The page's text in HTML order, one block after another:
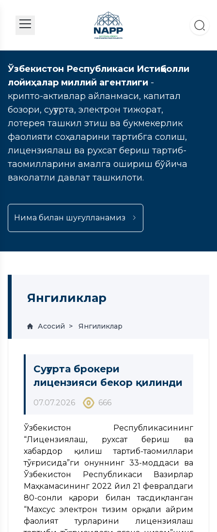
Ўзбекистон Республикаси Истиқболли
лойиҳалар миллий агентлиги -
крипто-активлар айланмаси, капитал
бозори, суғурта, электрон тижорат,
лотерея ташкил этиш ва букмекерлик
фаолияти соҳаларини тартибга солиш,
лицензиялаш ва рухсат бериш тартиб-
таомилларини амалга ошириш бўйича
ваколатли давлат ташкилоти.
Нима билан шуғулланамиз
Янгиликлар
Асосий Янгиликлар
Суғурта брокери
лицензияси бекор қилинди
07.07.2026 666
Ўзбекистон Республикасининг
“Лицензиялаш, рухсат бериш ва
хабардор қилиш тартиб-таомиллари
тўғрисида”ги Қонуннинг 33-моддаси ва
Ўзбекистон Республикаси Вазирлар
Маҳкамасининг 2022 йил 21 февралдаги
80-сонли қарори билан тасдиқланган
“Махсус электрон тизим орқали айрим
фаолият турларини лицензиялаш